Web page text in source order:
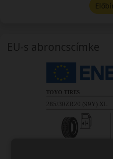
EU-s abroncscímke